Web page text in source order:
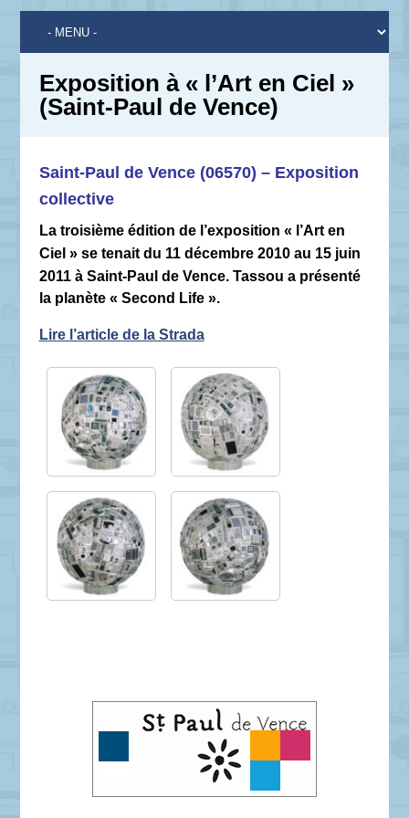
Exposition à « l’Art en Ciel »
(Saint-Paul de Vence)
Saint-Paul de Vence (06570) – Exposition
collective
La troisième édition de l’exposition « l’Art en
Ciel » se tenait du 11 décembre 2010 au 15 juin
2011 à Saint-Paul de Vence. Tassou a présenté
la planète « Second Life ».
Lire l’article de la Strada